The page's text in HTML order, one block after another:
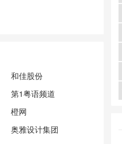
和佳股份
第1粤语频道
橙网
奥雅设计集团